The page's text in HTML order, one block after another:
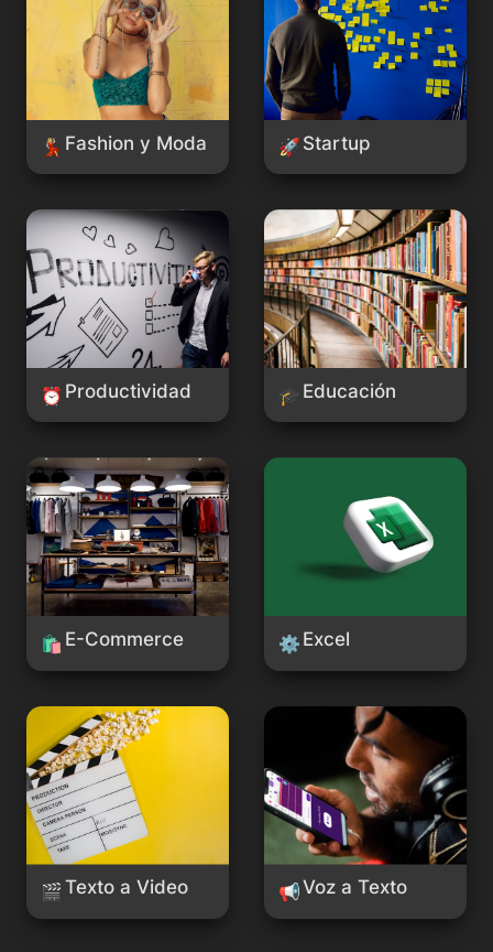
💃🏼 Fashion y Moda 🚀 Startup
Productividad
⏰ Productividad
Educación
🎓 Educación
E-Commerce
🛍️ E-Commerce
Excel
⚙ Excel
Texto a Video
🎬 Texto a Video
Voz a Texto
📢Voz a Texto